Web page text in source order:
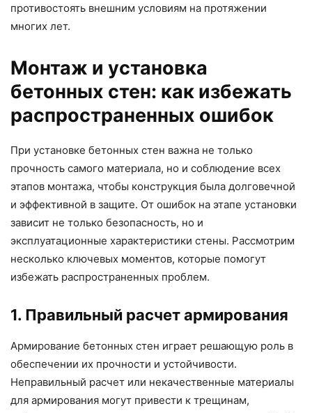
противостоять внешним условиям на протяжении
многих лет.
Монтаж и установка
бетонных стен: как избежать
распространенных ошибок
При установке бетонных стен важна не только
прочность самого материала, но и соблюдение всех
этапов монтажа, чтобы конструкция была долговечной
и эффективной в защите. От ошибок на этапе установки
зависит не только безопасность, но и
эксплуатационные характеристики стены. Рассмотрим
несколько ключевых моментов, которые помогут
избежать распространенных проблем.
1. Правильный расчет армирования
Армирование бетонных стен играет решающую роль в
обеспечении их прочности и устойчивости.
Неправильный расчет или некачественные материалы
для армирования могут привести к трещинам,